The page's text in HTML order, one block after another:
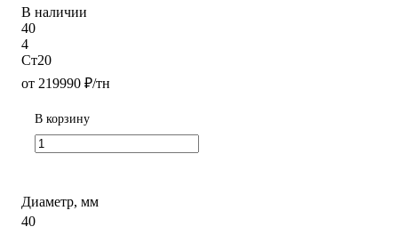
В наличии
40
4
Ст20
от 219990 ₽/тн
В корзину
Диаметр, мм
40